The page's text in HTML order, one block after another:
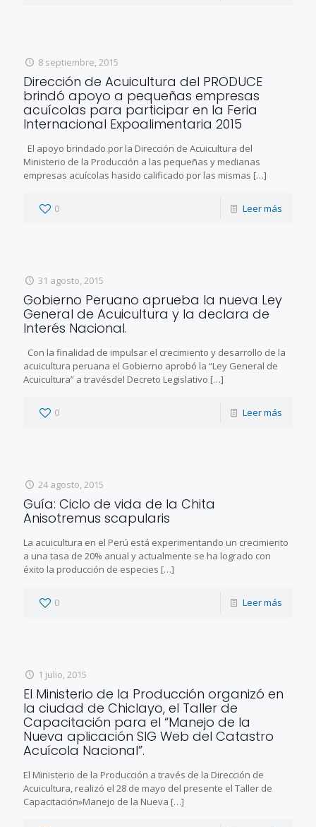
8 septiembre, 2015
Dirección de Acuicultura del PRODUCE
brindó apoyo a pequeñas empresas
acuícolas para participar en la Feria
Internacional Expoalimentaria 2015
El apoyo brindado por la Dirección de Acuicultura del
Ministerio de la Producción a las pequeñas y medianas
empresas acuícolas hasido calificado por las mismas […]
0 Leer más
31 agosto, 2015
Gobierno Peruano aprueba la nueva Ley
General de Acuicultura y la declara de
Interés Nacional.
Con la finalidad de impulsar el crecimiento y desarrollo de la
acuicultura peruana el Gobierno aprobó la “Ley General de
Acuicultura” a travésdel Decreto Legislativo […]
0 Leer más
24 agosto, 2015
Guía: Ciclo de vida de la Chita
Anisotremus scapularis
La acuicultura en el Perú está experimentando un crecimiento
a una tasa de 20% anual y actualmente se ha logrado con
éxito la producción de especies […]
0 Leer más
1 julio, 2015
El Ministerio de la Producción organizó en
la ciudad de Chiclayo, el Taller de
Capacitación para el “Manejo de la
Nueva aplicación SIG Web del Catastro
Acuícola Nacional”.
El Ministerio de la Producción a través de la Dirección de
Acuicultura, realizó el 28 de mayo del presente el Taller de
Capacitación»Manejo de la Nueva […]